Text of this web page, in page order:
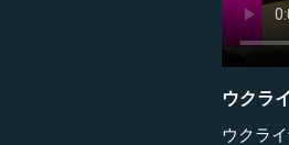
ウクラ
ウクラ